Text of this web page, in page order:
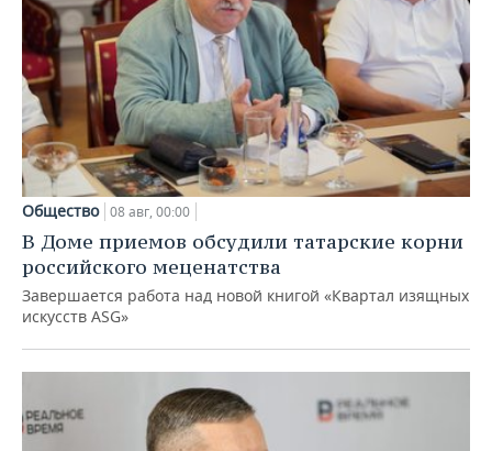
Общество 08 авг, 00:00
В Доме приемов обсудили татарские корни
российского меценатства
Завершается работа над новой книгой «Квартал изящных
искусств ASG»